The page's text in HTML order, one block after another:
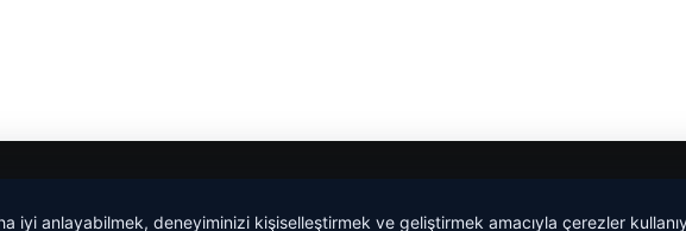
iyi anlayabilmek, deneyiminizi kişiselleştirmek ve geliştirmek amacıyla çerezler